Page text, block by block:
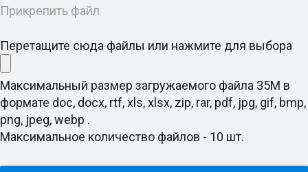
Прикрепить файл
Перетащите сюда файлы или нажмите для выбора
Максимальный размер загружаемого файла 35M в
формате doc, docx, rtf, xls, xlsx, zip, rar, pdf, jpg, gif, bmp,
png, jpeg, webp .
Максимальное количество файлов - 10 шт.